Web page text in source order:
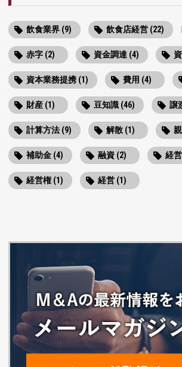
飲食業界 (9) 飲食店経営 (22)
赤字 (2) 資金調達 (4)
資本業務提携 (1) 費用 (4)
財産 (1) 豆知識 (46) 譲
計算方法 (9) 解散 (1)
補助金 (4) 融資 (2) 経
経営権 (1) 経営 (1)